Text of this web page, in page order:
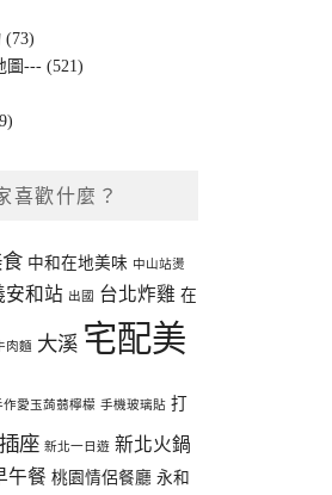
(73)
圖--- (521)
喜歡什麼？
中和在地美味 中山站燙
安和站 出國 台北炸雞 在
肉麵 大溪 宅配美
作愛玉蒟蒻檸檬 手機玻璃貼 打
插座 新北一日遊 新北火鍋
午餐 桃園情侶餐廳 永和